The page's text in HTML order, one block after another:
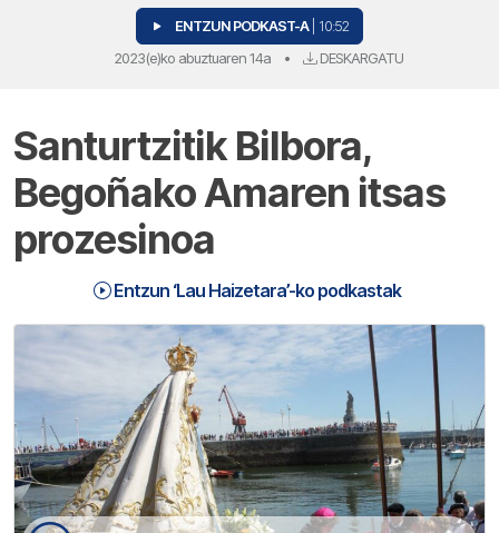
ENTZUN PODKAST-A | 10:52
2023(e)ko abuztuaren 14a • DESKARGATU
Santurtzitik Bilbora,
Begoñako Amaren itsas
prozesinoa
Entzun ‘Lau Haizetara’-ko podkastak